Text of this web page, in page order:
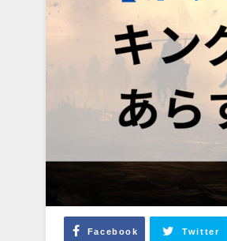
Facebook Twitter